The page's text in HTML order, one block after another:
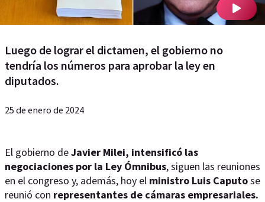
Luego de lograr el dictamen, el gobierno no
tendría los números para aprobar la ley en
diputados.
25 de enero de 2024
El gobierno deJavier Milei, intensificó las
negociaciones por la Ley Ómnibus, siguen las reuniones
en el congreso y, además, hoy el ministro Luis Caputose
reunió con representantes de cámaras empresariales.